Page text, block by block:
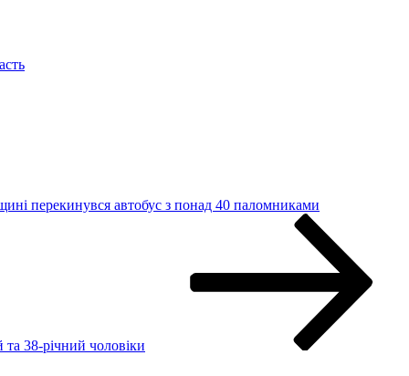
перекинувся автобус з понад 40 паломниками
38-річний чоловіки